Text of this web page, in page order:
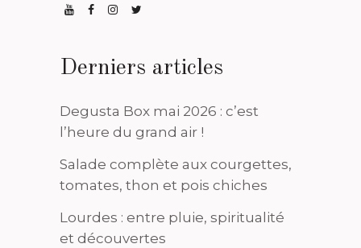
Derniers articles
Degusta Box mai 2026 : c’est
l’heure du grand air !
Salade complète aux courgettes,
tomates, thon et pois chiches
Lourdes : entre pluie, spiritualité
et découvertes